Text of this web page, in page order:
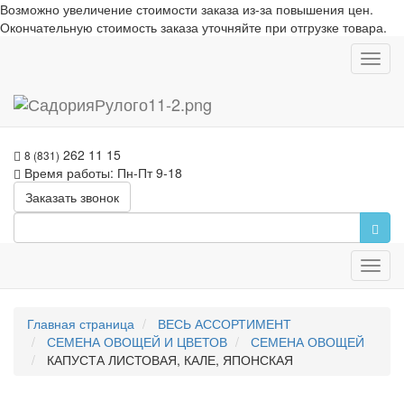
Возможно увеличение стоимости заказа из-за повышения цен.
Окончательную стоимость заказа уточняйте при отгрузке товара.
8 (831) 262 11 15
Время работы: Пн-Пт 9-18
Заказать звонок
Главная страница
ВЕСЬ АССОРТИМЕНТ
СЕМЕНА ОВОЩЕЙ И ЦВЕТОВ
СЕМЕНА ОВОЩЕЙ
КАПУСТА ЛИСТОВАЯ, КАЛЕ, ЯПОНСКАЯ